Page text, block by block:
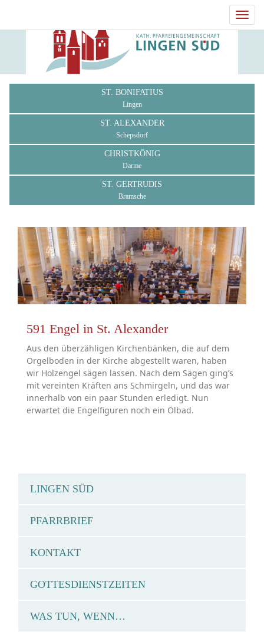
ST. BONIFATIUS
Lingen
ST. ALEXANDER
Schepsdorf
CHRISTKÖNIG
Darme
ST. GERTRUDIS
Bramsche
591 Engel in St. Alexander
Aus den überzähligen Kirchenbänken, die auf dem
Orgelboden in der Kirche abgestellt waren, haben
wir Holzengel sägen lassen. Nach dem Sägen ging’s
mit vereinten Kräften ans Schmirgeln, und das war
innerhalb von ein paar Stunden erledigt. Nun
erwartet die Engelfiguren noch ein Ölbad.
LINGEN SÜD
PFARRBRIEF
KONTAKT
GOTTESDIENSTZEITEN
WAS TUN, WENN…